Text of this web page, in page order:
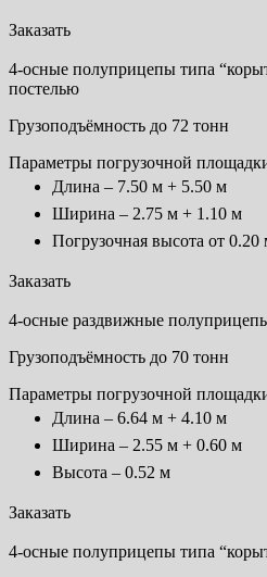
Заказать
4-осные полуприцепы типа
постелью
Грузоподъёмность до 72 тонн
Параметры погрузочной
Длина – 7.50 м + 5.50 м
Ширина – 2.75 м + 1.10 м
Погрузочная высота от
Заказать
4-осные раздвижные
Грузоподъёмность до 70 тонн
Параметры погрузочной
Длина – 6.64 м + 4.10 м
Ширина – 2.55 м + 0.60 м
Высота – 0.52 м
Заказать
4-осные полуприцепы типа